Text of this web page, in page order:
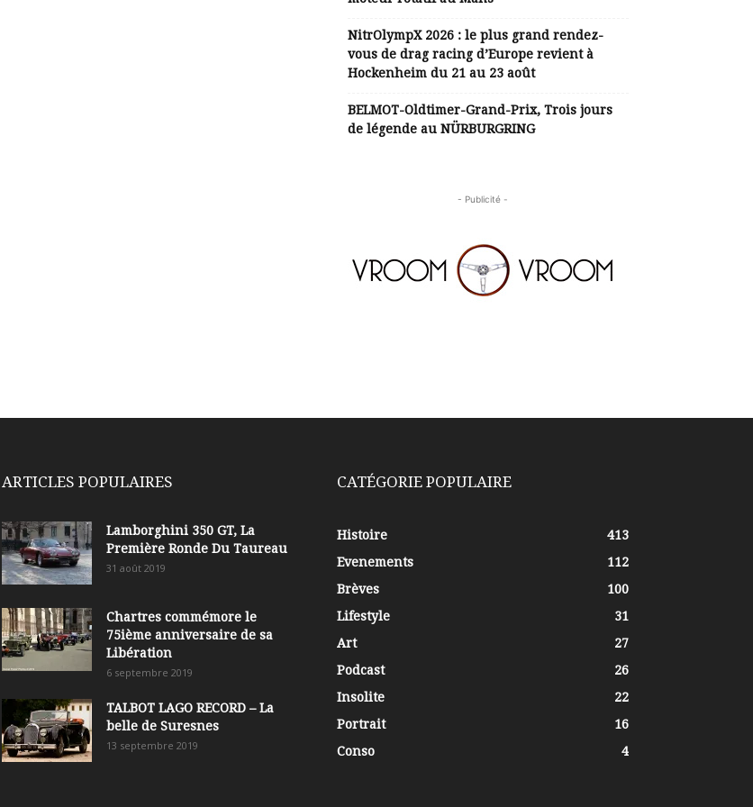
NitrOlympX 2026 : le plus grand rendez-
vous de drag racing d’Europe revient à
Hockenheim du 21 au 23 août
BELMOT-Oldtimer-Grand-Prix, Trois jours
de légende au NÜRBURGRING
- Publicité -
ARTICLES POPULAIRES
Lamborghini 350 GT, La
Première Ronde Du Taureau
31 août 2019
Chartres commémore le
75ième anniversaire de sa
Libération
6 septembre 2019
TALBOT LAGO RECORD – La
belle de Suresnes
13 septembre 2019
CATÉGORIE POPULAIRE
Histoire
413
Evenements
112
Brèves
100
Lifestyle
31
Art
27
Podcast
26
Insolite
22
Portrait
16
Conso
4